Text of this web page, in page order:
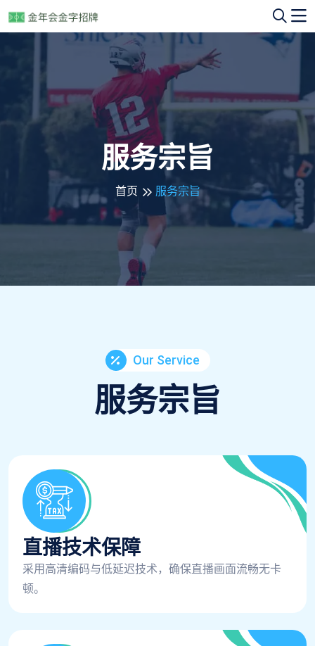
服务宗旨
首页 服务宗旨
Our Service
服务宗旨
直播技术保障
采用高清编码与低延迟技术，确保直播画面流畅无卡
顿。